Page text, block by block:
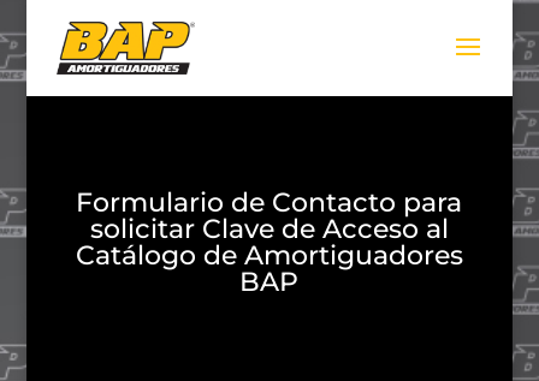
Formulario de Contacto para
solicitar Clave de Acceso al
Catálogo de Amortiguadores
BAP